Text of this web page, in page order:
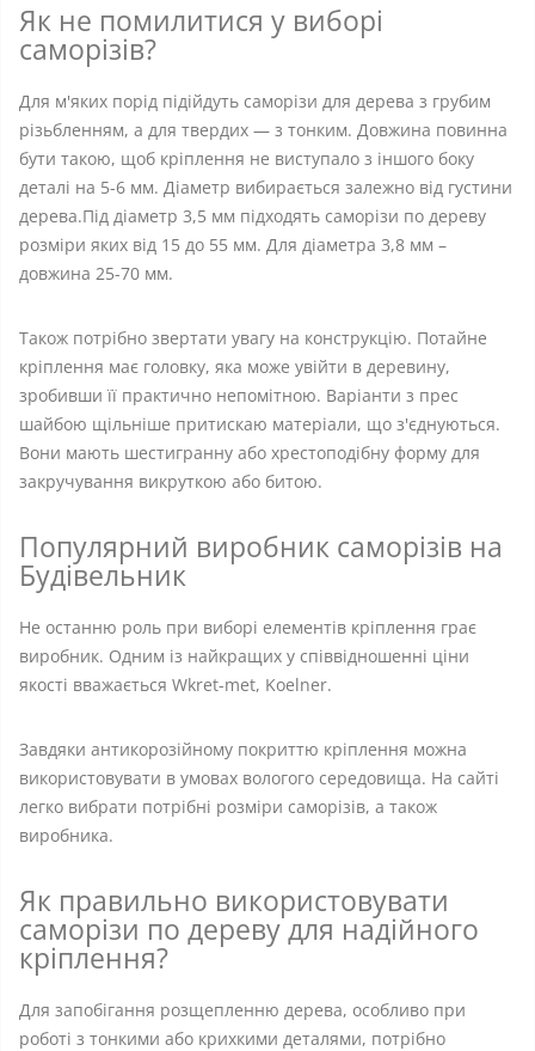
Як не помилитися у виборі
саморізів?
Для м'яких порід підійдуть саморізи для дерева з грубим
різьбленням, а для твердих — з тонким. Довжина повинна
бути такою, щоб кріплення не виступало з іншого боку
деталі на 5-6 мм. Діаметр вибирається залежно від густини
дерева.Під діаметр 3,5 мм підходять саморізи по дереву
розміри яких від 15 до 55 мм. Для діаметра 3,8 мм –
довжина 25-70 мм.
Також потрібно звертати увагу на конструкцію. Потайне
кріплення має головку, яка може увійти в деревину,
зробивши її практично непомітною. Варіанти з прес
шайбою щільніше притискаю матеріали, що з'єднуються.
Вони мають шестигранну або хрестоподібну форму для
закручування викруткою або битою.
Популярний виробник саморізів на
Будівельник
Не останню роль при виборі елементів кріплення грає
виробник. Одним із найкращих у співвідношенні ціни
якості вважається Wkret-met, Koelner.
Завдяки антикорозійному покриттю кріплення можна
використовувати в умовах вологого середовища. На сайті
легко вибрати потрібні розміри саморізів, а також
виробника.
Як правильно використовувати
саморізи по дереву для надійного
кріплення?
Для запобігання розщепленню дерева, особливо при
роботі з тонкими або крихкими деталями, потрібно